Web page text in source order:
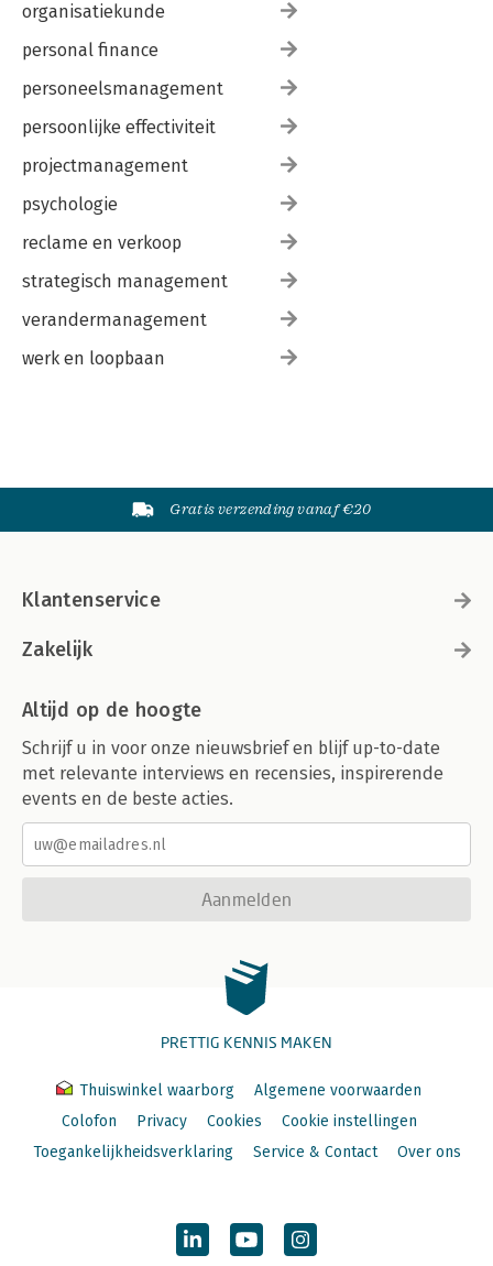
organisatiekunde
personal finance
personeelsmanagement
persoonlijke effectiviteit
projectmanagement
psychologie
reclame en verkoop
strategisch management
verandermanagement
werk en loopbaan
Gratis verzending vanaf €20
Klantenservice
Zakelijk
Altijd op de hoogte
Schrijf u in voor onze nieuwsbrief en blijf up-to-date
met relevante interviews en recensies, inspirerende
events en de beste acties.
Aanmelden
PRETTIG KENNIS MAKEN
Thuiswinkel waarborg
Algemene voorwaarden
Colofon
Privacy Cookies
Cookie instellingen
Toegankelijkheidsverklaring
Service & Contact Over ons